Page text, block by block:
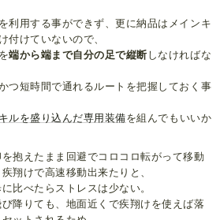
利用する事ができず、更に納品はメインキ
付けていないので、
端から端まで自分の足で縦断しなければな
つ短時間で通れるルートを把握しておく事
ルを盛り込んだ専用装備を組んでもいいか
を抱えたまま回避でコロコロ転がって移動
翔けで高速移動出来たりと、
比べたらストレスは少ない。
降りても、地面近くで疾翔けを使えば落